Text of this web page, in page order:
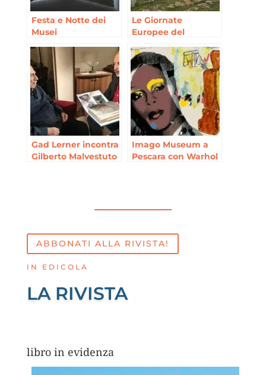
Festa e Notte dei
Musei
Le Giornate
Europee del
Abruzzo
Gad Lerner incontra
Gilberto Malvestuto
Imago Museum a
Pescara con Warhol
ABBONATI ALLA RIVISTA!
IN EDICOLA
LA RIVISTA
libro in evidenza